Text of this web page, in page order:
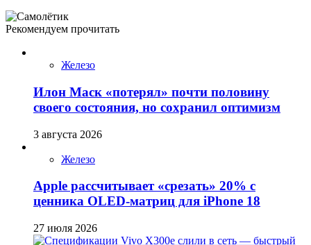
Рекомендуем прочитать
Железо
Илон Маск «потерял» почти половину
своего состояния, но сохранил оптимизм
3 августа 2026
Железо
Apple рассчитывает «срезать» 20% с
ценника OLED-матриц для iPhone 18
27 июля 2026